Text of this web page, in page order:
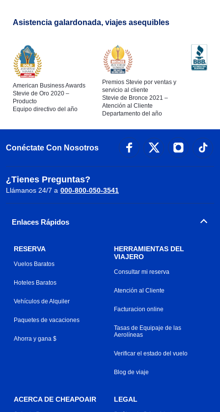
Asistencia galardonada, viajes asequibles
American Business Awards
Stevie de Oro 2020 –
Producto
Equipo directivo del año
Premios Stevie por ventas y
servicio al cliente
Stevie de Bronce 2021 –
Atención al Cliente
Departamento del año
Conéctate Con Nosotros
¿Tienes Preguntas?
Llámanos 24/7 a 000-800-050-3541
Enlaces Rápidos
RESERVA
Vuelos Baratos
Hoteles Baratos
Vehículos de Alquiler
Paquetes de vacaciones
Ahorra y gana $
HERRAMIENTAS DEL
VIAJERO
Consultar mi reserva
Atención al Cliente
Facturacion online
Tasas de Equipaje de las
Aerolíneas
Verificar el estado del vuelo
Blog de viaje
ACERCA DE CHEAPOAIR LEGAL